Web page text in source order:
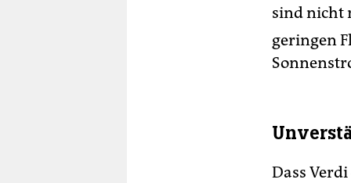
sind nicht
geringen
Dass